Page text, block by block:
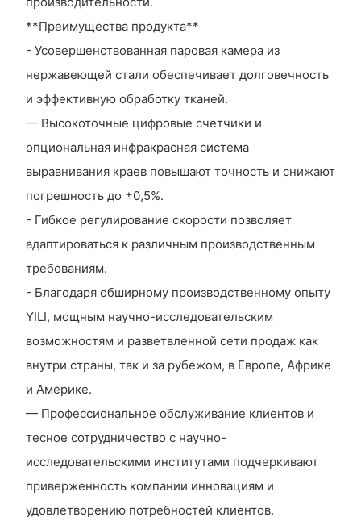
**Преимущества продукта**
- Усовершенствованная паровая камера из
нержавеющей стали обеспечивает долговечность
и эффективную обработку тканей.
— Высокоточные цифровые счетчики и
опциональная инфракрасная система
выравнивания краев повышают точность и снижают
погрешность до ±0,5%.
- Гибкое регулирование скорости позволяет
адаптироваться к различным производственным
требованиям.
- Благодаря обширному производственному опыту
YILI, мощным научно-исследовательским
возможностям и разветвленной сети продаж как
внутри страны, так и за рубежом, в Европе, Африке
и Америке.
— Профессиональное обслуживание клиентов и
тесное сотрудничество с научно-
исследовательскими институтами подчеркивают
приверженность компании инновациям и
удовлетворению потребностей клиентов.